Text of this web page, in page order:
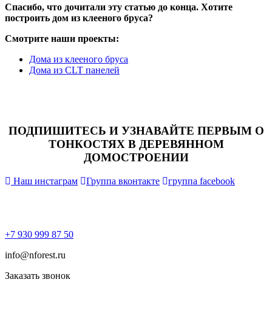
Спасибо, что дочитали эту статью до конца. Хотите
построить дом из клееного бруса?
Смотрите наши проекты:
Дома из клееного бруса
Дома из CLT панелей
ПОДПИШИТЕСЬ И УЗНАВАЙТЕ ПЕРВЫМ О
ТОНКОСТЯХ В ДЕРЕВЯННОМ
ДОМОСТРОЕНИИ
Наш инстаграм Группа вконтакте группа facebook
+7 930 999 87 50
info@nforest.ru
Заказать звонок